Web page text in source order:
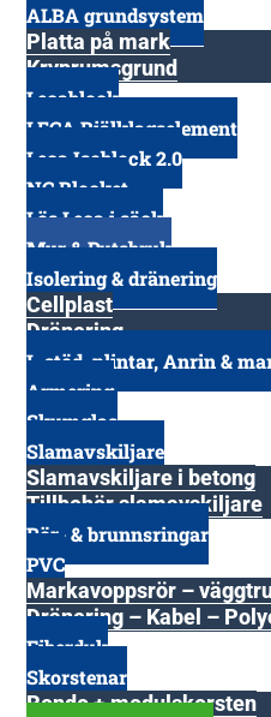
ALBA grundsystem
Platta på mark
Kryprumsgrund
Lecablock
LECA Bjälklagselement
Leca Isoblock 2.0
NC Blocket
Lös Leca i säck
Mur & Putsbruk
Isolering & dränering
Cellplast
Dränering
L-stöd, plintar, Anrin &
Armering
Skumglas
Slamavskiljare
Slamavskiljare i betong
Tillbehör slamavskiljare
Rör- & brunnsringar
PVC
Markavoppsrör –
Dränering – Kabel –
Fiberduk
Skorstenar
Rondo + modulskorsten